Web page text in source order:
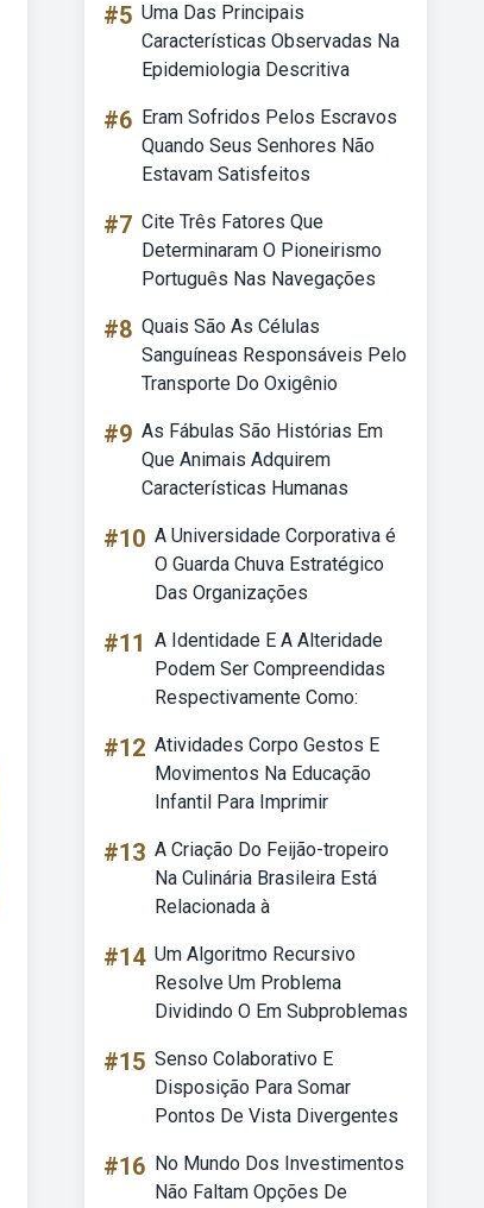
#5 Uma Das Principais
Características Observadas Na
Epidemiologia Descritiva
#6 Eram Sofridos Pelos Escravos
Quando Seus Senhores Não
Estavam Satisfeitos
#7 Cite Três Fatores Que
Determinaram O Pioneirismo
Português Nas Navegações
#8 Quais São As Células
Sanguíneas Responsáveis Pelo
Transporte Do Oxigênio
#9 As Fábulas São Histórias Em
Que Animais Adquirem
Características Humanas
#10 A Universidade Corporativa é
O Guarda Chuva Estratégico
Das Organizações
#11 A Identidade E A Alteridade
Podem Ser Compreendidas
Respectivamente Como:
#12 Atividades Corpo Gestos E
Movimentos Na Educação
Infantil Para Imprimir
#13 A Criação Do Feijão-tropeiro
Na Culinária Brasileira Está
Relacionada à
#14 Um Algoritmo Recursivo
Resolve Um Problema
Dividindo O Em Subproblemas
#15 Senso Colaborativo E
Disposição Para Somar
Pontos De Vista Divergentes
#16 No Mundo Dos Investimentos
Não Faltam Opções De